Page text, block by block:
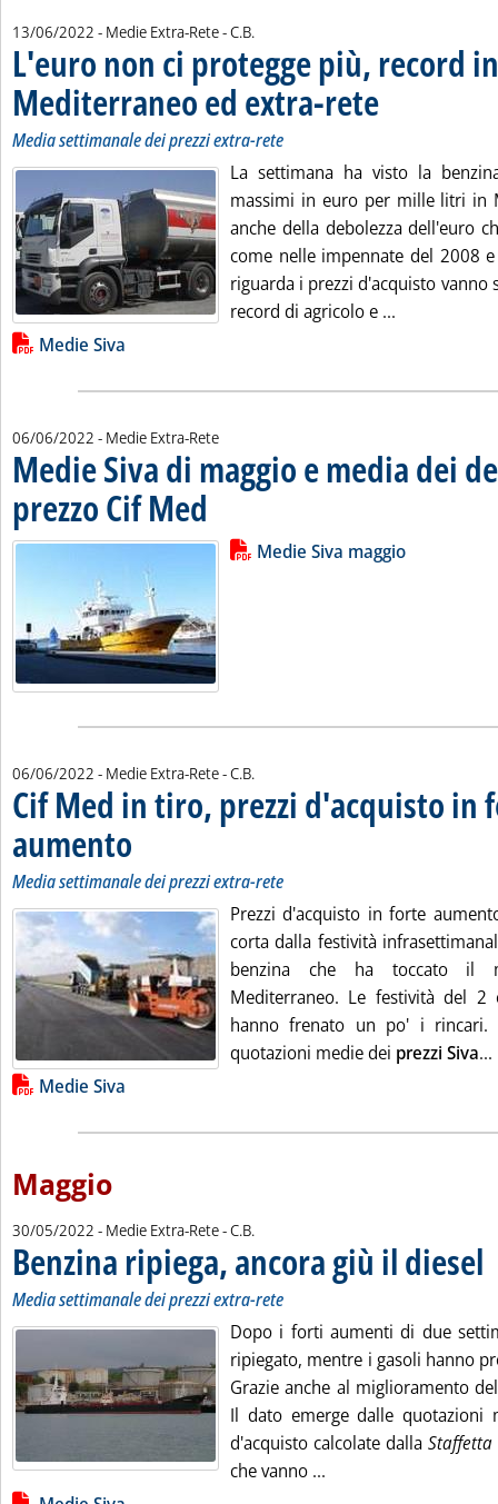
13/06/2022 - Medie Extra-Rete -di:
C.B.
L'euro non ci protegge più, record in
Mediterraneo ed extra-rete
Media settimanale dei prezzi extra-rete
La settimana ha visto la
massimi in euro per mille litri in
anche della debolezza dell'euro
come nelle impennate del 2008
riguarda i prezzi d'acquisto vanno
record di agricolo e ...
Lista allegati PDF alla notizia
Medie Siva
06/06/2022 - Medie Extra-Rete
Medie Siva di maggio e media dei
prezzo Cif Med . Pubblicata lunedì 06 giugno 2022 alle 15.11.
Leggi tutta la notizia: 'Medie
Lista allegati PDF alla notiziaMedie Siva maggio
06/06/2022 - Medie Extra-Rete -di:
C.B.
Cif Med in tiro, prezzi d'acquisto in
aumento . Sottotitolo: Media settimanale dei prezzi extra-rete
. Pubblicata lunedì 06 giugno 2022 alle 15.3.
Media settimanale dei prezzi extra-rete
Prezzi d'acquisto in forte
corta dalla festività
benzina che ha toccato il
Mediterraneo. Le festività del
hanno frenato un po' i rincari.
quotazioni medie dei prezzi Siva...
Lista allegati PDF alla notizia
Medie Siva
Maggio
30/05/2022 - Medie Extra-Rete -di:
C.B.
Benzina ripiega, ancora giù il diesel
Media settimanale dei prezzi extra-rete
Dopo i forti aumenti di due
ripiegato, mentre i gasoli hanno
Grazie anche al miglioramento
Il dato emerge dalle
d'acquisto calcolate dalla Staffetta
che vanno ...